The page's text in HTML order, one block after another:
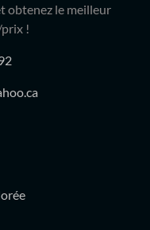
obtenez le meilleur
!